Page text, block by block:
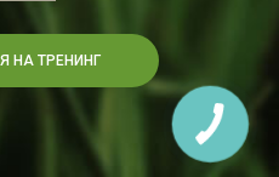
НА ТРЕНИНГ